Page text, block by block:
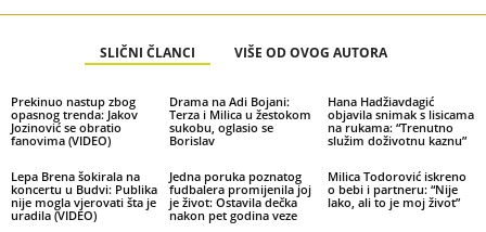
SLIČNI ČLANCI VIŠE OD OVOG AUTORA
Prekinuo nastup zbog
opasnog trenda: Jakov
Jozinović se obratio
fanovima (VIDEO)
Drama na Adi Bojani:
Terza i Milica u žestokom
sukobu, oglasio se
Borislav
Hana Hadžiavdagić
objavila snimak s lisicama
na rukama: “Trenutno
služim doživotnu kaznu”
Lepa Brena šokirala na
koncertu u Budvi: Publika
nije mogla vjerovati šta je
uradila (VIDEO)
Jedna poruka poznatog
fudbalera promijenila joj
je život: Ostavila dečka
nakon pet godina veze
Milica Todorović iskreno
o bebi i partneru: “Nije
lako, ali to je moj život”